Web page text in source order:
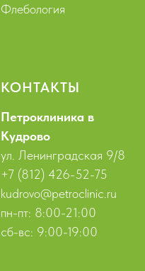
Флебология
КОНТАКТЫ
Петроклиника в
Кудрово
ул. Ленинградская 9/8
+7 (812) 426-52-75
kudrovo@petroclinic.ru
пн-пт: 8:00-21:00
сб-вс: 9:00-19:00